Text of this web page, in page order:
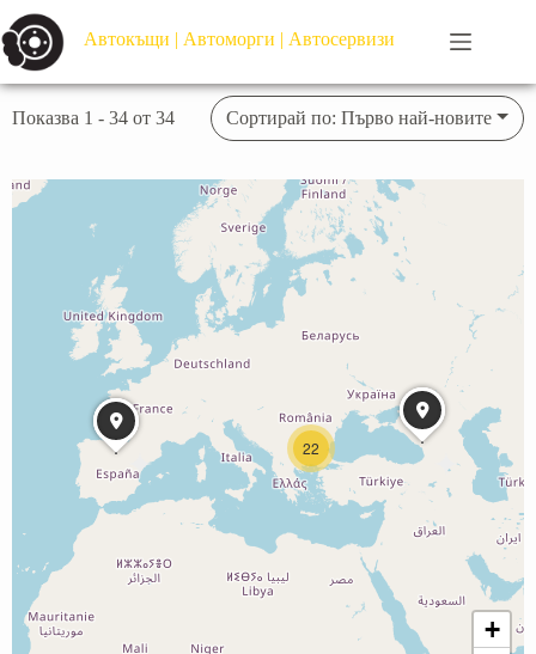
Автокъщи | Автоморги | Автосервизи
Показва 1 - 34 от 34 Сортирай по: Първо най-новите
22
+